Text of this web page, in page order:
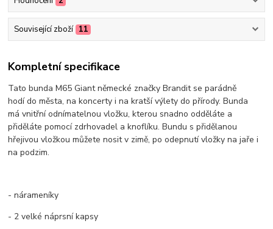
Související zboží 11
Kompletní specifikace
Tato bunda M65 Giant německé značky Brandit se parádně
hodí do města, na koncerty i na kratší výlety do přírody. Bunda
má vnitřní odnímatelnou vložku, kterou snadno odděláte a
přiděláte pomocí zdrhovadel a knoflíku. Bundu s přidělanou
hřejivou vložkou můžete nosit v zimě, po odepnutí vložky na jaře i
na podzim.
- nárameníky
- 2 velké náprsní kapsy